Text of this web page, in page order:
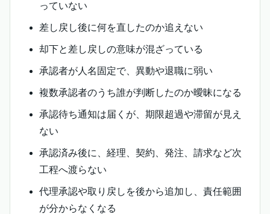
っていない
差し戻し後に何を直したのか追えない
却下と差し戻しの意味が混ざっている
承認者が人名固定で、異動や退職に弱い
複数承認者のうち誰が判断したのか曖昧になる
承認待ち通知は届くが、期限超過や滞留が見え
ない
承認済み後に、経理、契約、発注、請求など次
工程へ渡らない
代理承認や取り戻しを後から追加し、責任範囲
が分からなくなる